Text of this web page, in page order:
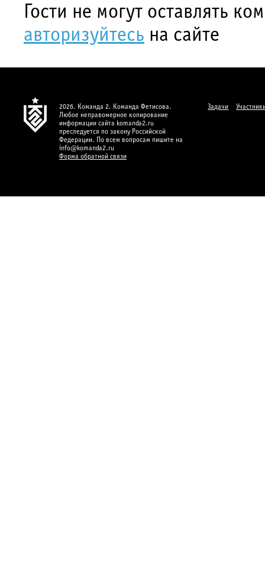
Гости не могут оставлять
авторизуйтесь на сайте
2026. Команда 2. Команда Фетисова.
Любое неправомерное копирование
информации сайта komanda2.ru
преследуется по закону Российской
Федерации. По всем вопросам пишите на
info@komanda2.ru
Форма обратной связи
Задачи